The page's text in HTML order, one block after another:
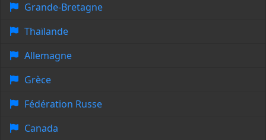
Grande-Bretagne
Thaïlande
Allemagne
Grèce
Fédération Russe
Canada